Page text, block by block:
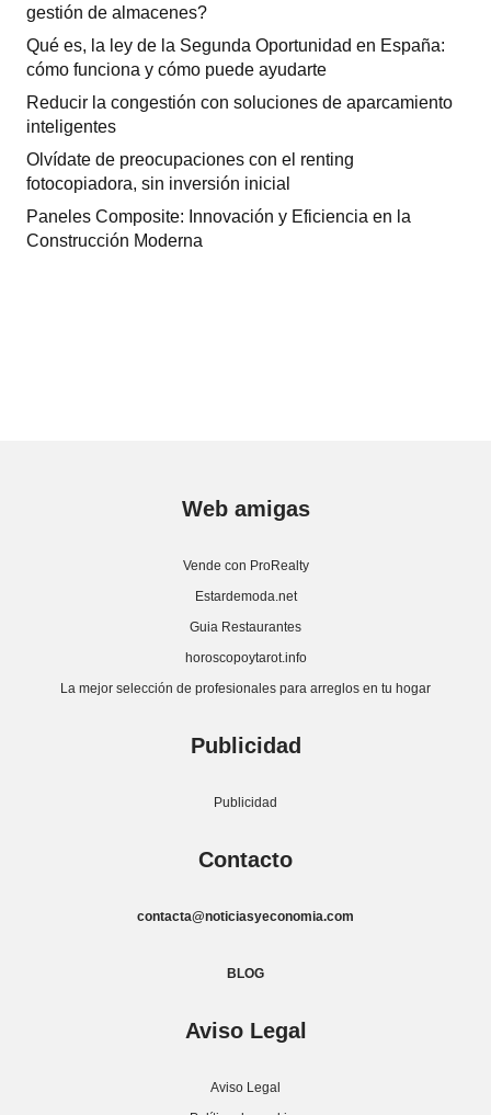
gestión de almacenes?
Qué es, la ley de la Segunda Oportunidad en España:
cómo funciona y cómo puede ayudarte
Reducir la congestión con soluciones de aparcamiento
inteligentes
Olvídate de preocupaciones con el renting
fotocopiadora, sin inversión inicial
Paneles Composite: Innovación y Eficiencia en la
Construcción Moderna
Web amigas
Vende con ProRealty
Estardemoda.net
Guia Restaurantes
horoscopoytarot.info
La mejor selección de profesionales para arreglos en tu hogar
Publicidad
Publicidad
Contacto
contacta@noticiasyeconomia.com
BLOG
Aviso Legal
Aviso Legal